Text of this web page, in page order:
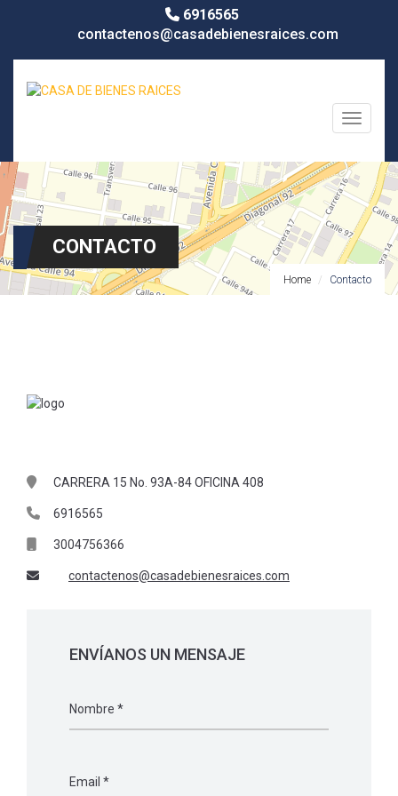
6916565
contactenos@casadebienesraices.com
Toggle
+
−
CONTACTO
Home Contacto
CARRERA 15 No. 93A-84 OFICINA 408
6916565
3004756366
contactenos@casadebienesraices.com
ENVÍANOS UN MENSAJE